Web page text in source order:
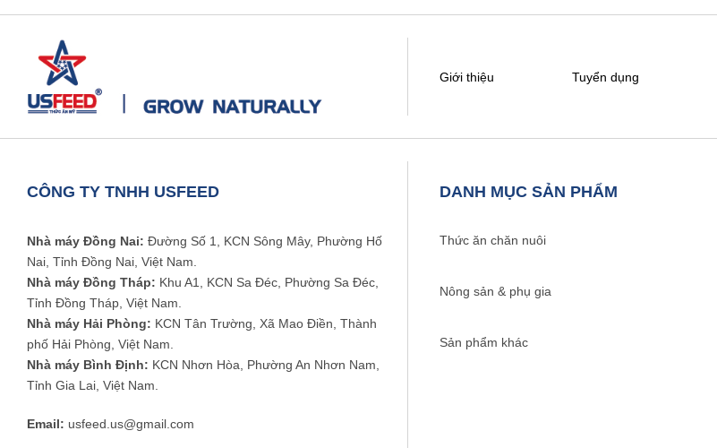
Giới thiệu Tuyển dụng
CÔNG TY TNHH USFEED
Nhà máy Đồng Nai: Đường Số 1, KCN Sông Mây, Phường Hố
Nai, Tỉnh Đồng Nai, Việt Nam.
Nhà máy Đồng Tháp: Khu A1, KCN Sa Đéc, Phường Sa Đéc,
Tỉnh Đồng Tháp, Việt Nam.
Nhà máy Hải Phòng: KCN Tân Trường, Xã Mao Điền, Thành
phố Hải Phòng, Việt Nam.
Nhà máy Bình Định: KCN Nhơn Hòa, Phường An Nhơn Nam,
Tỉnh Gia Lai, Việt Nam.
Email: usfeed.us@gmail.com
DANH MỤC SẢN PHẨM
Thức ăn chăn nuôi
Nông sản & phụ gia
Sản phẩm khác